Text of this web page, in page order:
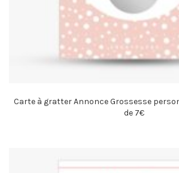
Carte à gratter Annonce Grossesse
de 7€